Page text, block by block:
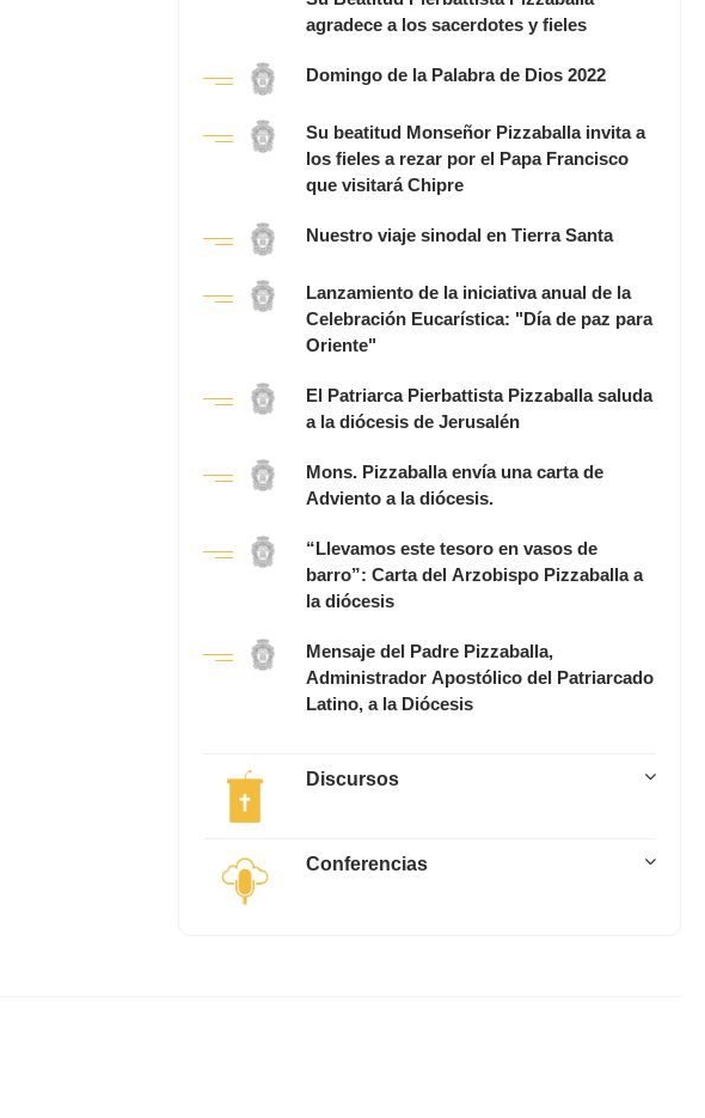
agradece a los sacerdotes y fieles
Domingo de la Palabra de Dios 2022
Su beatitud Monseñor Pizzaballa invita a
los fieles a rezar por el Papa Francisco
que visitará Chipre
Nuestro viaje sinodal en Tierra Santa
Lanzamiento de la iniciativa anual de la
Celebración Eucarística: "Día de paz para
Oriente"
El Patriarca Pierbattista Pizzaballa saluda
a la diócesis de Jerusalén
Mons. Pizzaballa envía una carta de
Adviento a la diócesis.
“Llevamos este tesoro en vasos de
barro”: Carta del Arzobispo Pizzaballa a
la diócesis
Mensaje del Padre Pizzaballa,
Administrador Apostólico del Patriarcado
Latino, a la Diócesis
Discursos
Conferencias